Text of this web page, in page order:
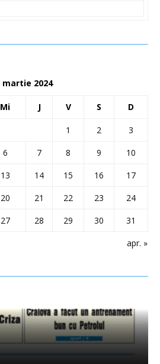
martie 2024
Mi J V S D
apr. »
1 2
3
6 7 8 9
10
13 14 15 16
17
20 21 22 23
24
27 28 29 30 31